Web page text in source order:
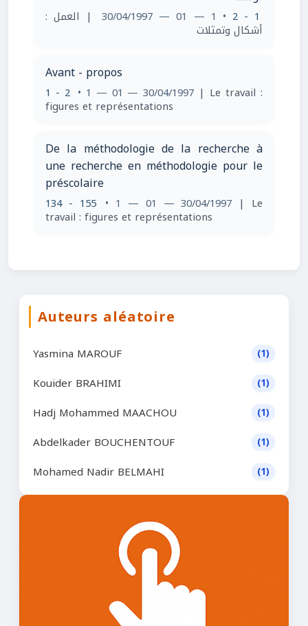
1 - 2
• 1 — 01 — 30/04/1997 | العمل :
أشكال وتمثلات
Avant - propos
1 - 2 • 1 — 01 — 30/04/1997 | Le travail :
figures et représentations
De la méthodologie de la recherche à
une recherche en méthodologie pour le
préscolaire
134 - 155 • 1 — 01 — 30/04/1997 | Le
travail : figures et représentations
Auteurs aléatoire
Yasmina MAROUF (1)
Kouider BRAHIMI (1)
Hadj Mohammed MAACHOU (1)
Abdelkader BOUCHENTOUF (1)
Mohamed Nadir BELMAHI (1)